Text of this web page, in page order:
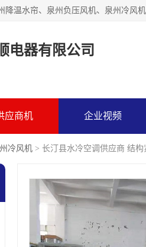
电器有限公司
应商机 企业视频
冷风机 > 长汀县水冷空调供应商 结